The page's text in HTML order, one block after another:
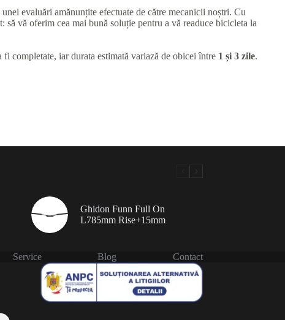
evaluări amănunțite efectuate de către mecanicii noștri. Cu
să vă oferim cea mai bună soluție pentru a vă readuce bicicleta la
completate, iar durata estimată variază de obicei între 1 și 3 zile.
Ghidon Funn Full On
L785mm Rise+15mm
Service Blog
Contact